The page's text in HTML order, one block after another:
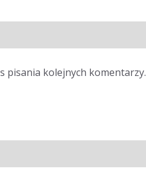
pisania kolejnych komentarzy.